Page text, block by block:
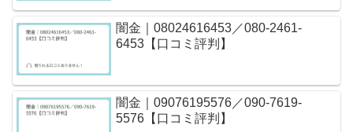
闇金｜08024616453／080-2461-
6453【口コミ評判】
闇金｜09076195576／090-7619-
5576【口コミ評判】